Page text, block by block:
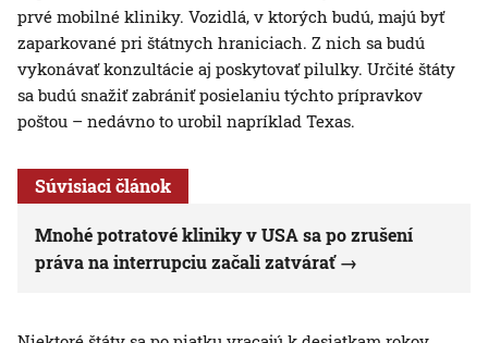
prvé mobilné kliniky. Vozidlá, v ktorých budú, majú byť
zaparkované pri štátnych hraniciach. Z nich sa budú
vykonávať konzultácie aj poskytovať pilulky. Určité štáty
sa budú snažiť zabrániť posielaniu týchto prípravkov
poštou – nedávno to urobil napríklad Texas.
Súvisiaci článok
Mnohé potratové kliniky v USA sa po zrušení
práva na interrupciu začali zatvárať